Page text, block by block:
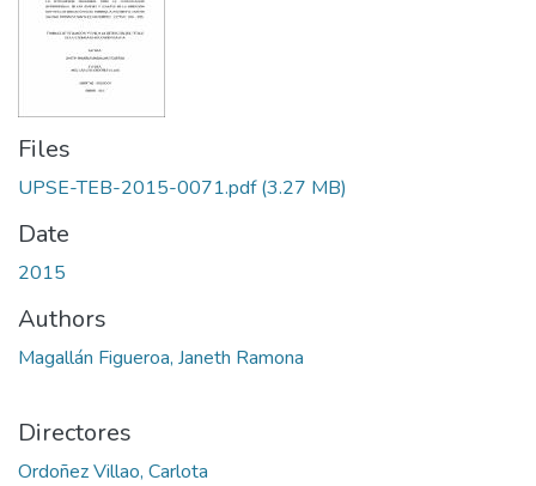
Files
UPSE-TEB-2015-0071.pdf(3.27 MB)
Date
2015
Authors
Magallán Figueroa, Janeth Ramona
Directores
Ordoñez Villao, Carlota